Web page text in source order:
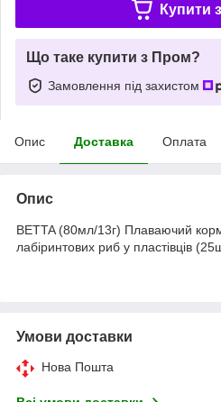
Купити з
Що таке купити з Пром?
Замовлення під захистом
Опис Доставка Оплата
Опис
BETTA (80мл/13г) Плаваючий корм
лабіринтових риб у пластівців
Умови доставки
Нова Пошта